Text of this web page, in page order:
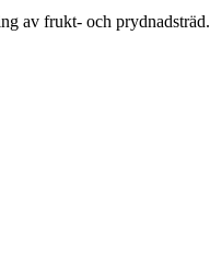
av frukt- och prydnadsträd.